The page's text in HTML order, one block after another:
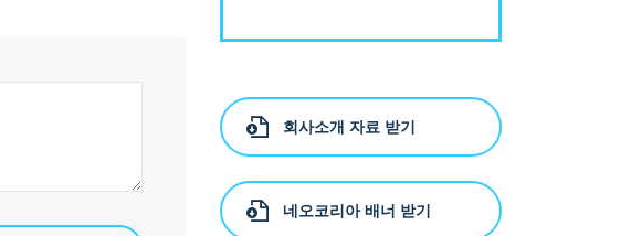
회사소개 자료 받기
네오코리아 배너 받기